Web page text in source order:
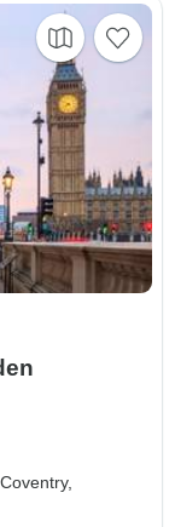
Coventry,